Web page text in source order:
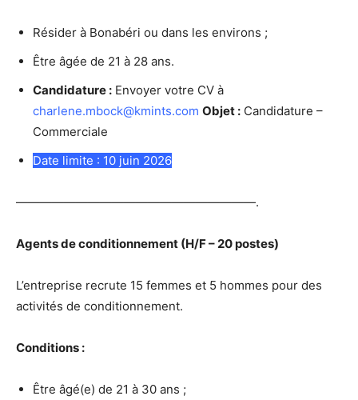
Résider à Bonabéri ou dans les environs ;
Être âgée de 21 à 28 ans.
Candidature : Envoyer votre CV à
charlene.mbock@kmints.com Objet : Candidature –
Commerciale
Date limite : 10 juin 2026
————————————————————.
Agents de conditionnement (H/F – 20 postes)
L’entreprise recrute 15 femmes et 5 hommes pour des
activités de conditionnement.
Conditions :
Être âgé(e) de 21 à 30 ans ;